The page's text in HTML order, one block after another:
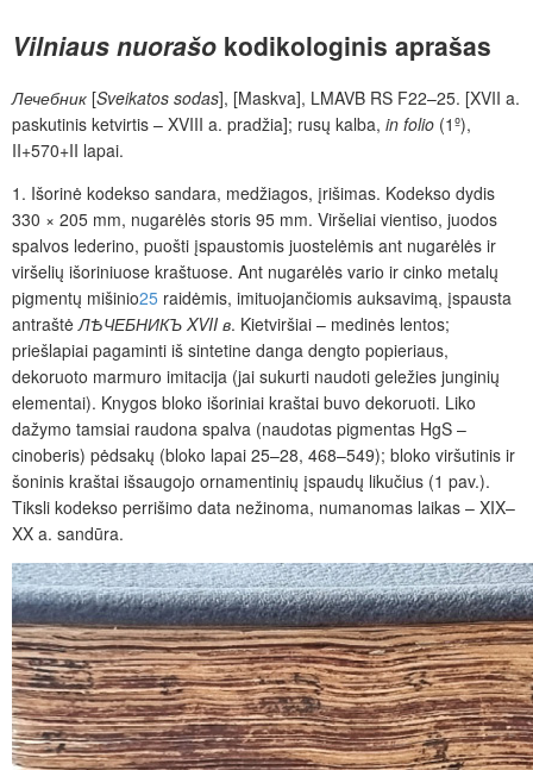
Vilniaus nuorašo kodikologinis aprašas
Лечебник [Sveikatos sodas], [Maskva], LMAVB RS F22–25. [XVII a.
paskutinis ketvirtis – XVIII a. pradžia]; rusų kalba, in folio (1º),
II+570+II lapai.
1. Išorinė kodekso sandara, medžiagos, įrišimas. Kodekso dydis
330 × 205 mm, nugarėlės storis 95 mm. Viršeliai vientiso, juodos
spalvos lederino, puošti įspaustomis juostelėmis ant nugarėlės ir
viršelių išoriniuose kraštuose. Ant nugarėlės vario ir cinko metalų
pigmentų mišinio25 raidėmis, imituojančiomis auksavimą, įspausta
antraštė ЛѢЧЕБНИКЪ XVII в. Kietviršiai – medinės lentos;
priešlapiai pagaminti iš sintetine danga dengto popieriaus,
dekoruoto marmuro imitacija (jai sukurti naudoti geležies junginių
elementai). Knygos bloko išoriniai kraštai buvo dekoruoti. Liko
dažymo tamsiai raudona spalva (naudotas pigmentas HgS –
cinoberis) pėdsakų (bloko lapai 25–28, 468–549); bloko viršutinis ir
šoninis kraštai išsaugojo ornamentinių įspaudų likučius (1 pav.).
Tiksli kodekso perrišimo data nežinoma, numanomas laikas – XIX–
XX a. sandūra.